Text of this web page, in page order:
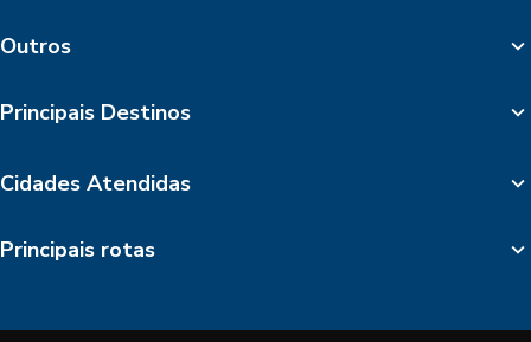
Outros
Principais Destinos
Cidades Atendidas
Principais rotas